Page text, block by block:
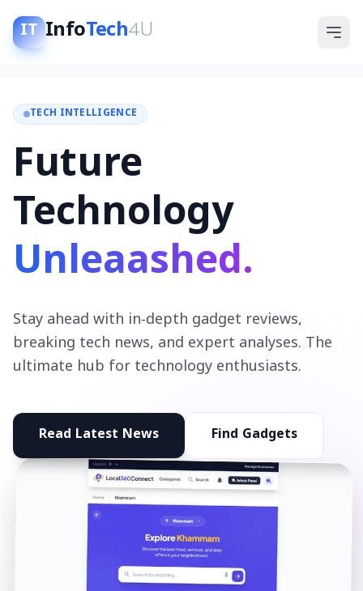
IT InfoTech4U
TECH INTELLIGENCE
Future
Technology
Unleaashed.
Stay ahead with in-depth gadget reviews,
breaking tech news, and expert analyses. The
ultimate hub for technology enthusiasts.
Read Latest News Find Gadgets